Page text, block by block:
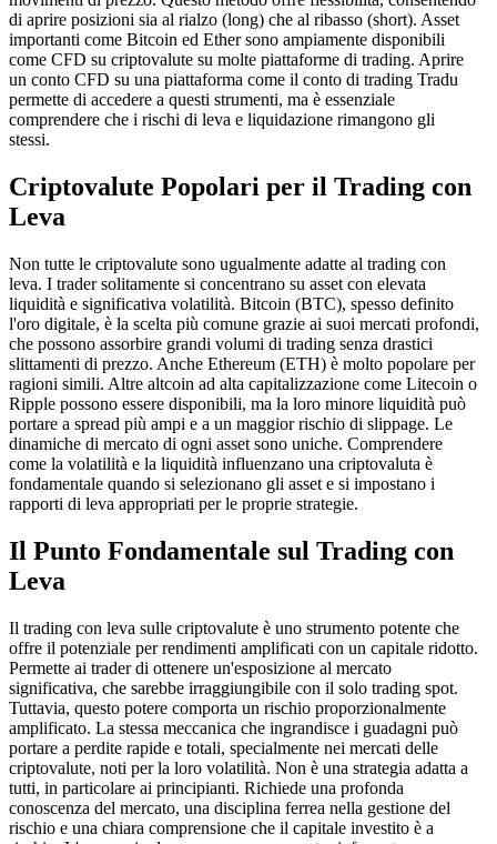
di aprire posizioni sia al rialzo (long) che al ribasso (short). Asset
importanti come Bitcoin ed Ether sono ampiamente disponibili
come CFD su criptovalute su molte piattaforme di trading. Aprire
un conto CFD su una piattaforma come il conto di trading Tradu
permette di accedere a questi strumenti, ma è essenziale
comprendere che i rischi di leva e liquidazione rimangono gli
stessi.
Criptovalute Popolari per il Trading con
Leva
Non tutte le criptovalute sono ugualmente adatte al trading con
leva. I trader solitamente si concentrano su asset con elevata
liquidità e significativa volatilità. Bitcoin (BTC), spesso definito
l'oro digitale, è la scelta più comune grazie ai suoi mercati profondi,
che possono assorbire grandi volumi di trading senza drastici
slittamenti di prezzo. Anche Ethereum (ETH) è molto popolare per
ragioni simili. Altre altcoin ad alta capitalizzazione come Litecoin o
Ripple possono essere disponibili, ma la loro minore liquidità può
portare a spread più ampi e a un maggior rischio di slippage. Le
dinamiche di mercato di ogni asset sono uniche. Comprendere
come la volatilità e la liquidità influenzano una criptovaluta è
fondamentale quando si selezionano gli asset e si impostano i
rapporti di leva appropriati per le proprie strategie.
Il Punto Fondamentale sul Trading con
Leva
Il trading con leva sulle criptovalute è uno strumento potente che
offre il potenziale per rendimenti amplificati con un capitale ridotto.
Permette ai trader di ottenere un'esposizione al mercato
significativa, che sarebbe irraggiungibile con il solo trading spot.
Tuttavia, questo potere comporta un rischio proporzionalmente
amplificato. La stessa meccanica che ingrandisce i guadagni può
portare a perdite rapide e totali, specialmente nei mercati delle
criptovalute, noti per la loro volatilità. Non è una strategia adatta a
tutti, in particolare ai principianti. Richiede una profonda
conoscenza del mercato, una disciplina ferrea nella gestione del
rischio e una chiara comprensione che il capitale investito è a